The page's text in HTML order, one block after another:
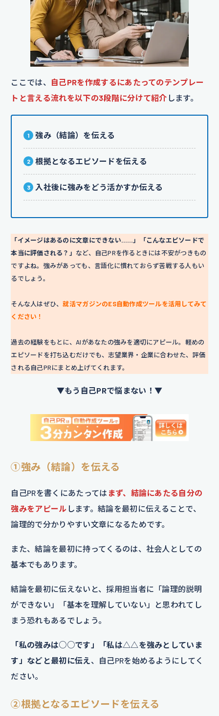
ここでは、
自己PRを作成するにあたってのテンプレー
トと言える流れを以下の3段階に分けて紹介 します。
強み（結論）を伝える
根拠となるエピソードを伝える
入社後に強みをどう活かすか伝える
「イメージはあるのに文章にできない……」「こんなエピソードで
本当に評価される？」 など、自己PRを作るときには不安がつきもの
ですよね。強みがあっても、言語化に慣れておらず苦戦する人もい
るでしょう。
そんな人はぜひ、就活マガジンのES自動作成ツールを活用してみて
ください！
過去の経験をもとに、AIがあなたの強みを適切にアピール。軽めの
エピソードを打ち込むだけでも、志望業界・企業に合わせた、評価
される自己PRにまとめ上げてくれます。
▼もう自己PRで悩まない！▼
①強み（結論）を伝える
自己PRを書くにあたっては まず、結論にあたる自分の
強みをアピール します。結論を最初に伝えることで、
論理的で分かりやすい文章になるためです。
また、結論を最初に持ってくるのは、社会人としての
基本でもあります。
結論を最初に伝えないと、採用担当者に「論理的説明
ができない」「基本を理解していない」と思われてし
まう恐れもあるでしょう。
「私の強みは○○です」「私は△△を強みとしていま
す」などと最初に伝え、自己PRを始めるようにしてく
ださい。
②根拠となるエピソードを伝える